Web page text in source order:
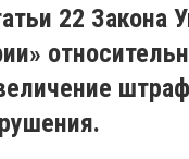
22 Закона